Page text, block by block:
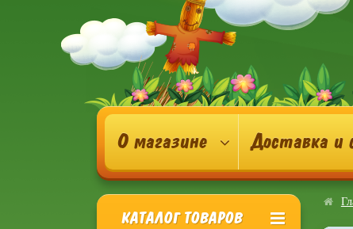
О магазине Доставка и
КАТАЛОГ ТОВАРОВ